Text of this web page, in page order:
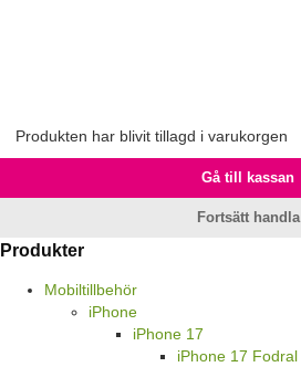
Produkten har blivit tillagd i varukorgen
Gå till kassan
Fortsätt handla
Produkter
Mobiltillbehör
iPhone
iPhone 17
iPhone 17 Fodral